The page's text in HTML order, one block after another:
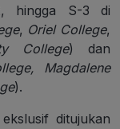
hingga S-3 di
, Oriel College,
College) dan
Magdalene
).
ditujukan